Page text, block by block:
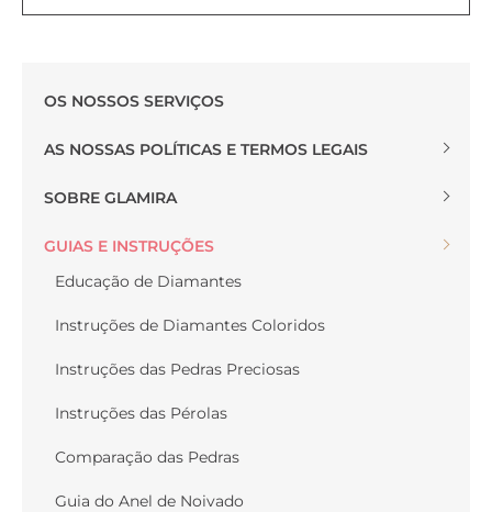
OS NOSSOS SERVIÇOS
AS NOSSAS POLÍTICAS E TERMOS LEGAIS
SOBRE GLAMIRA
GUIAS E INSTRUÇÕES
Educação de Diamantes
Instruções de Diamantes Coloridos
Instruções das Pedras Preciosas
Instruções das Pérolas
Comparação das Pedras
Guia do Anel de Noivado